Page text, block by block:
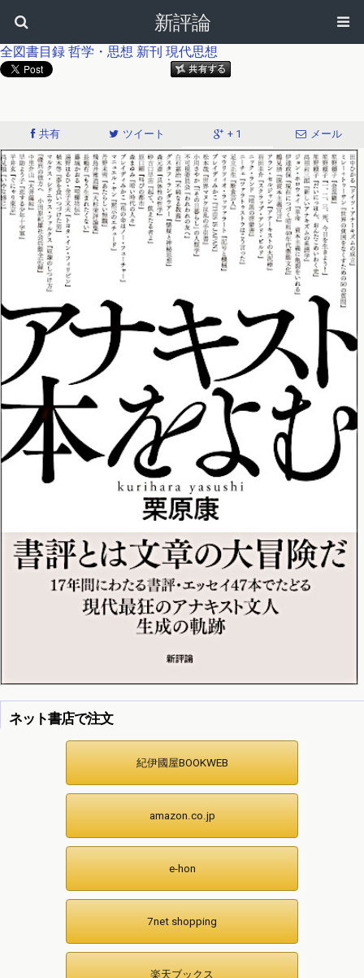
新評論
全図書目録 哲学・思想 新刊 現代思想
共有 ツイート + 1 メール
ネット書店で注文
紀伊國屋BOOKWEB
amazon.co.jp
e-hon
7net shopping
楽天ブックス